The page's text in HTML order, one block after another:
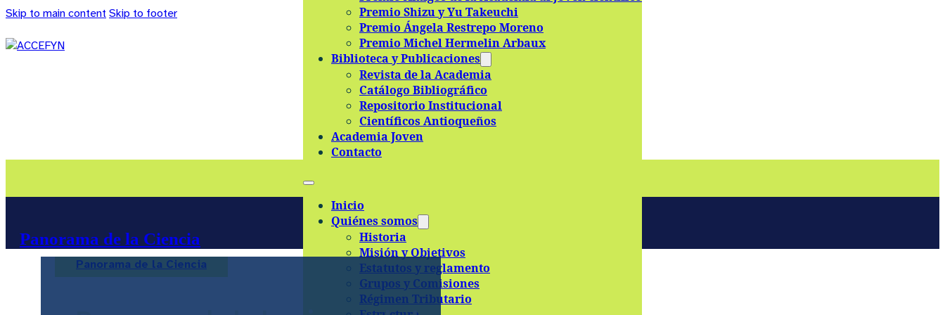
Skip to main content Skip to footer
Premio Shizu y Yu Takeuchi
Premio Ángela Restrepo Moreno
Premio Michel Hermelin Arbaux
Biblioteca y Publicaciones
Revista de la Academia
Catálogo Bibliográfico
Repositorio Institucional
Científicos Antioqueños
Academia Joven
Contacto
Inicio
Quiénes somos
Historia
Misión y Objetivos
Estatutos y reglamento
Grupos y Comisiones
Régimen Tributario
Panorama de la Ciencia
Panorama de la Ciencia